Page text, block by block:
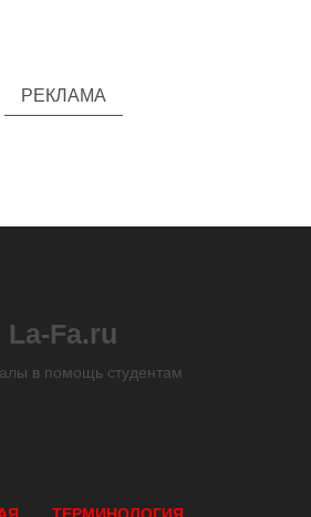
РЕКЛАМА
La-Fa.ru
в помощь студентам